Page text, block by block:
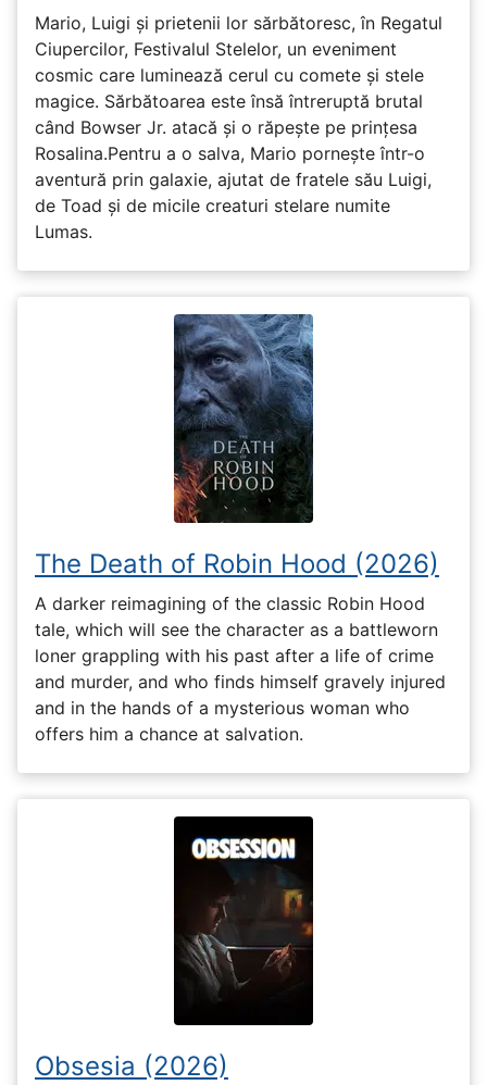
Mario, Luigi și prietenii lor sărbătoresc, în Regatul
Ciupercilor, Festivalul Stelelor, un eveniment
cosmic care luminează cerul cu comete și stele
magice. Sărbătoarea este însă întreruptă brutal
când Bowser Jr. atacă și o răpește pe prinţesa
Rosalina.Pentru a o salva, Mario pornește într-o
aventură prin galaxie, ajutat de fratele său Luigi,
de Toad și de micile creaturi stelare numite
Lumas.
The Death of Robin Hood (2026)
A darker reimagining of the classic Robin Hood
tale, which will see the character as a battleworn
loner grappling with his past after a life of crime
and murder, and who finds himself gravely injured
and in the hands of a mysterious woman who
offers him a chance at salvation.
Obsesia (2026)